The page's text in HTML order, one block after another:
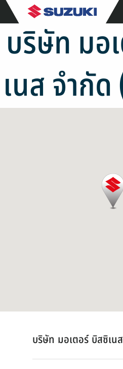
บริษัท มอ
เนส จำกั
บริษัท มอเตอร์ บิสซิเ